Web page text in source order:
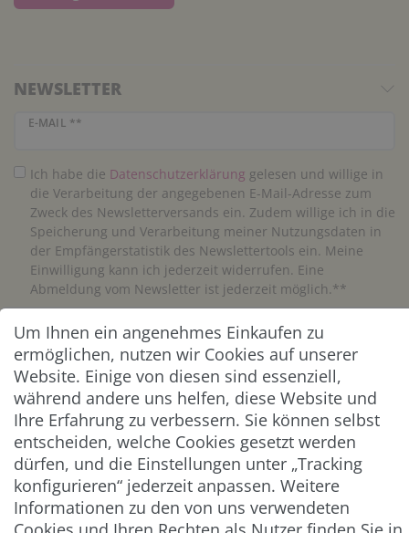
NEWSLETTER
E-MAIL **
Newsletter Honig
Ich habe die Daten­schutz­erklärung gelesen und willige in
die Verarbeitung der angegebenen E-Mail-Adresse zum
Zweck des Newsletterversands ein. Zudem willige ich in die
Speicherung und Verarbeitung meiner Nutzungsdaten in
der Empfängerstatistik des Newslettertools ein. Meine
Einwilligung kann ich jederzeit widerrufen. Eine
Abmeldung vom Newsletter ist jederzeit möglich.**
Abonnieren
** Hierbei handelt es sich um ein Pflichtfeld.
ZAHLUNG & VERSAND
Um Ihnen ein angenehmes Einkaufen zu
ermöglichen, nutzen wir Cookies auf unserer
Website. Einige von diesen sind essenziell,
während andere uns helfen, diese Website und
Ihre Erfahrung zu verbessern. Sie können selbst
entscheiden, welche Cookies gesetzt werden
dürfen, und die Einstellungen unter „Tracking
konfigurieren“ jederzeit anpassen. Weitere
Informationen zu den von uns verwendeten